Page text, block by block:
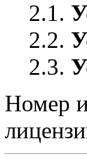
2.1.
2.2.
2.3.
Номер